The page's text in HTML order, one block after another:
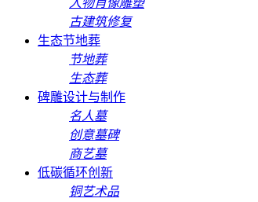
古建筑修复
生态节地葬
节地葬
生态葬
碑雕设计与制作
名人墓
创意墓碑
商艺墓
低碳循环创新
铜艺术品